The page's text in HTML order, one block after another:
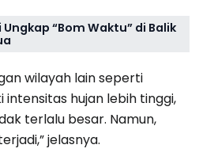
“Bom Waktu” di Balik
wilayah lain seperti
hujan lebih tinggi,
terlalu besar. Namun,
jelasnya.